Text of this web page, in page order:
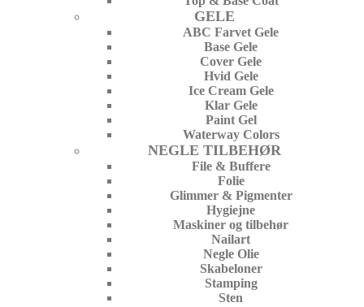
GELE
ABC Farvet Gele
Base Gele
Cover Gele
Hvid Gele
Ice Cream Gele
Klar Gele
Paint Gel
Waterway Colors
NEGLE TILBEHØR
File & Buffere
Folie
Glimmer & Pigmenter
Hygiejne
Maskiner og tilbehør
Nailart
Negle Olie
Skabeloner
Stamping
Sten